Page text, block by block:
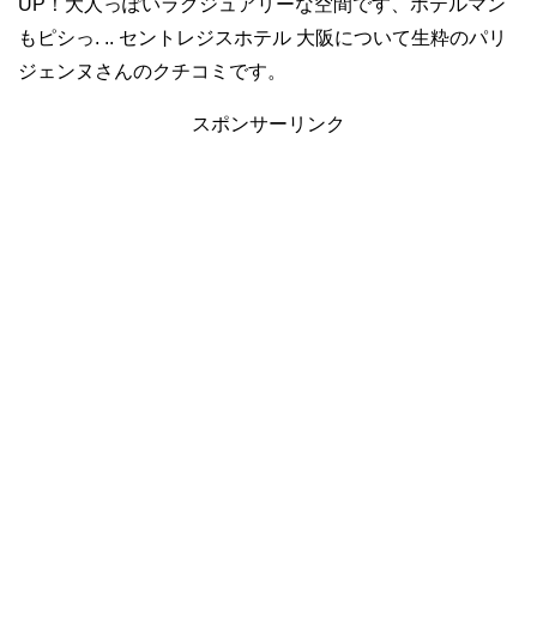
UP！大人っぽいラグジュアリーな空間です、ホテルマン
もピシっ. .. セントレジスホテル 大阪について生粋のパリ
ジェンヌさんのクチコミです。
スポンサーリンク